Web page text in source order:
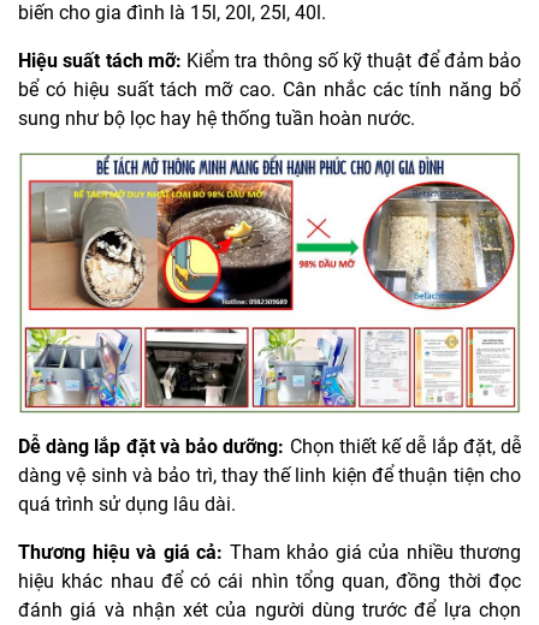
biến cho gia đình là 15l, 20l, 25l, 40l.
Hiệu suất tách mỡ: Kiểm tra thông số kỹ thuật để đảm bảo
bể có hiệu suất tách mỡ cao. Cân nhắc các tính năng bổ
sung như bộ lọc hay hệ thống tuần hoàn nước.
Dễ dàng lắp đặt và bảo dưỡng: Chọn thiết kế dễ lắp đặt, dễ
dàng vệ sinh và bảo trì, thay thế linh kiện để thuận tiện cho
quá trình sử dụng lâu dài.
Thương hiệu và giá cả: Tham khảo giá của nhiều thương
hiệu khác nhau để có cái nhìn tổng quan, đồng thời đọc
đánh giá và nhận xét của người dùng trước để lựa chọn